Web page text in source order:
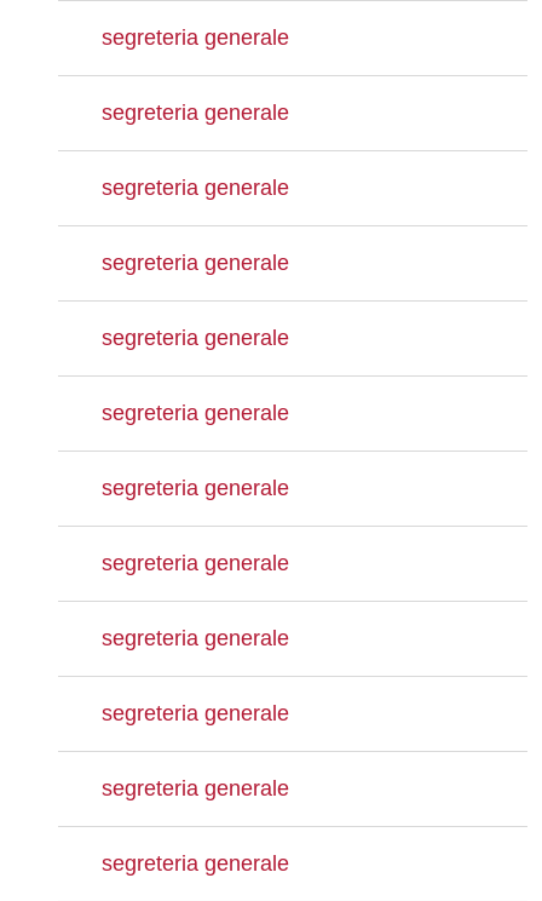
segreteria generale
segreteria generale
segreteria generale
segreteria generale
segreteria generale
segreteria generale
segreteria generale
segreteria generale
segreteria generale
segreteria generale
segreteria generale
segreteria generale